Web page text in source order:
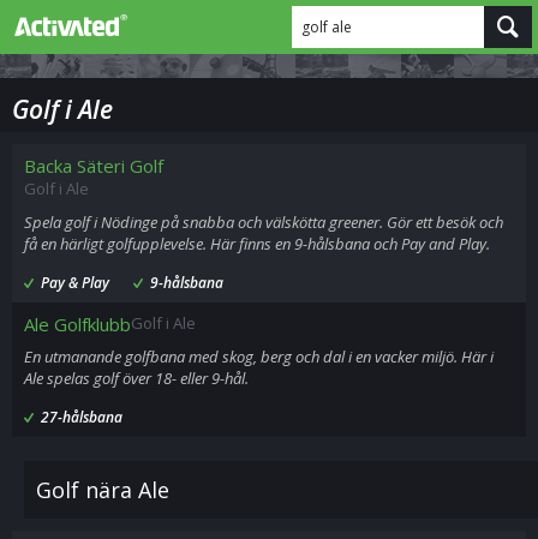
golf ale
Golf i Ale
Backa Säteri Golf
Golf i Ale
Spela golf i Nödinge på snabba och välskötta greener. Gör ett besök och
få en härligt golfupplevelse. Här finns en 9-hålsbana och Pay and Play.
Pay & Play 9-hålsbana
Ale GolfklubbGolf i Ale
En utmanande golfbana med skog, berg och dal i en vacker miljö. Här i
Ale spelas golf över 18- eller 9-hål.
27-hålsbana
Golf nära Ale